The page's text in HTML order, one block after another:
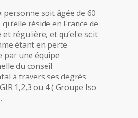
personne soit âgée de 60
réside en France de
et régulière, et qu’elle soit
étant en perte
par une équipe
du conseil
à travers ses degrés
1,2,3 ou 4 ( Groupe Iso